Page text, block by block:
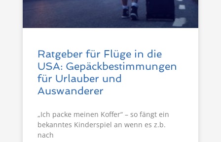
Ratgeber für Flüge in die
USA: Gepäckbestimmungen
für Urlauber und
Auswanderer
„Ich packe meinen Koffer“ – so fängt ein
bekanntes Kinderspiel an wenn es z.b.
nach